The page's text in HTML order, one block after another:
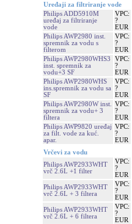
Uređaji za filtriranje vode
Philips ADD5910M
uređaj za filtriranje
vode
VPC:
?
EUR
Philips AWP2980 inst.
spremnik za vodu s
filterom
VPC:
?
EUR
Philips AWP2980WHS3
inst. spremnik za
vodu+3 SF
VPC:
?
EUR
Philips AWP2980WHS
ins.spremnik za vodu sa
SF
VPC:
?
EUR
Philips AWP2980W inst.
spremnik za vodu+ 3
filtera
VPC:
?
EUR
Philips AWP9820 uređaj
za filt. vode za kuć.
apar.
VPC:
?
EUR
Vrčevi za vodu
Philips AWP2933WHT
vrč 2.6L +1 filter
VPC:
?
EUR
Philips AWP2933WHT
vrč 2.6L + 3 filtera
VPC:
?
EUR
Philips AWP2933WHT
vrč 2.6L + 6 filtera
VPC:
?
EUR